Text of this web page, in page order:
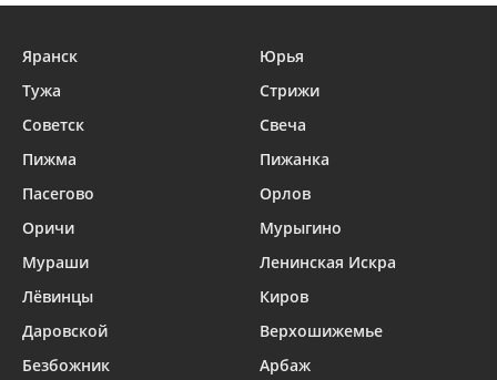
Яранск
Юрья
Тужа
Стрижи
Советск
Свеча
Пижма
Пижанка
Пасегово
Орлов
Оричи
Мурыгино
Мураши
Ленинская Искра
Лёвинцы
Киров
Даровской
Верхошижемье
Безбожник
Арбаж